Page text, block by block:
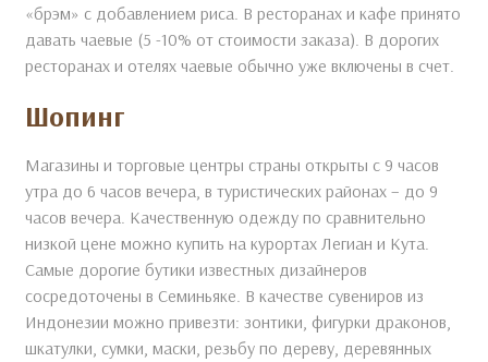
«брэм» с добавлением риса. В ресторанах и кафе принято
давать чаевые (5 -10% от стоимости заказа). В дорогих
ресторанах и отелях чаевые обычно уже включены в счет.
Шопинг
Магазины и торговые центры страны открыты с 9 часов
утра до 6 часов вечера, в туристических районах – до 9
часов вечера. Качественную одежду по сравнительно
низкой цене можно купить на курортах Легиан и Кута.
Самые дорогие бутики известных дизайнеров
сосредоточены в Семиньяке. В качестве сувениров из
Индонезии можно привезти: зонтики, фигурки драконов,
шкатулки, сумки, маски, резьбу по дереву, деревянных